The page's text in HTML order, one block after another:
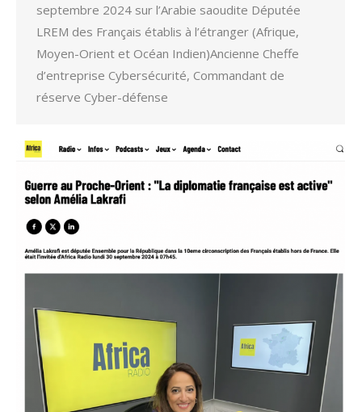
septembre 2024 sur l’Arabie saoudite Députée
LREM des Français établis à l’étranger (Afrique,
Moyen-Orient et Océan Indien)Ancienne Cheffe
d’entreprise Cybersécurité, Commandant de
réserve Cyber-défense